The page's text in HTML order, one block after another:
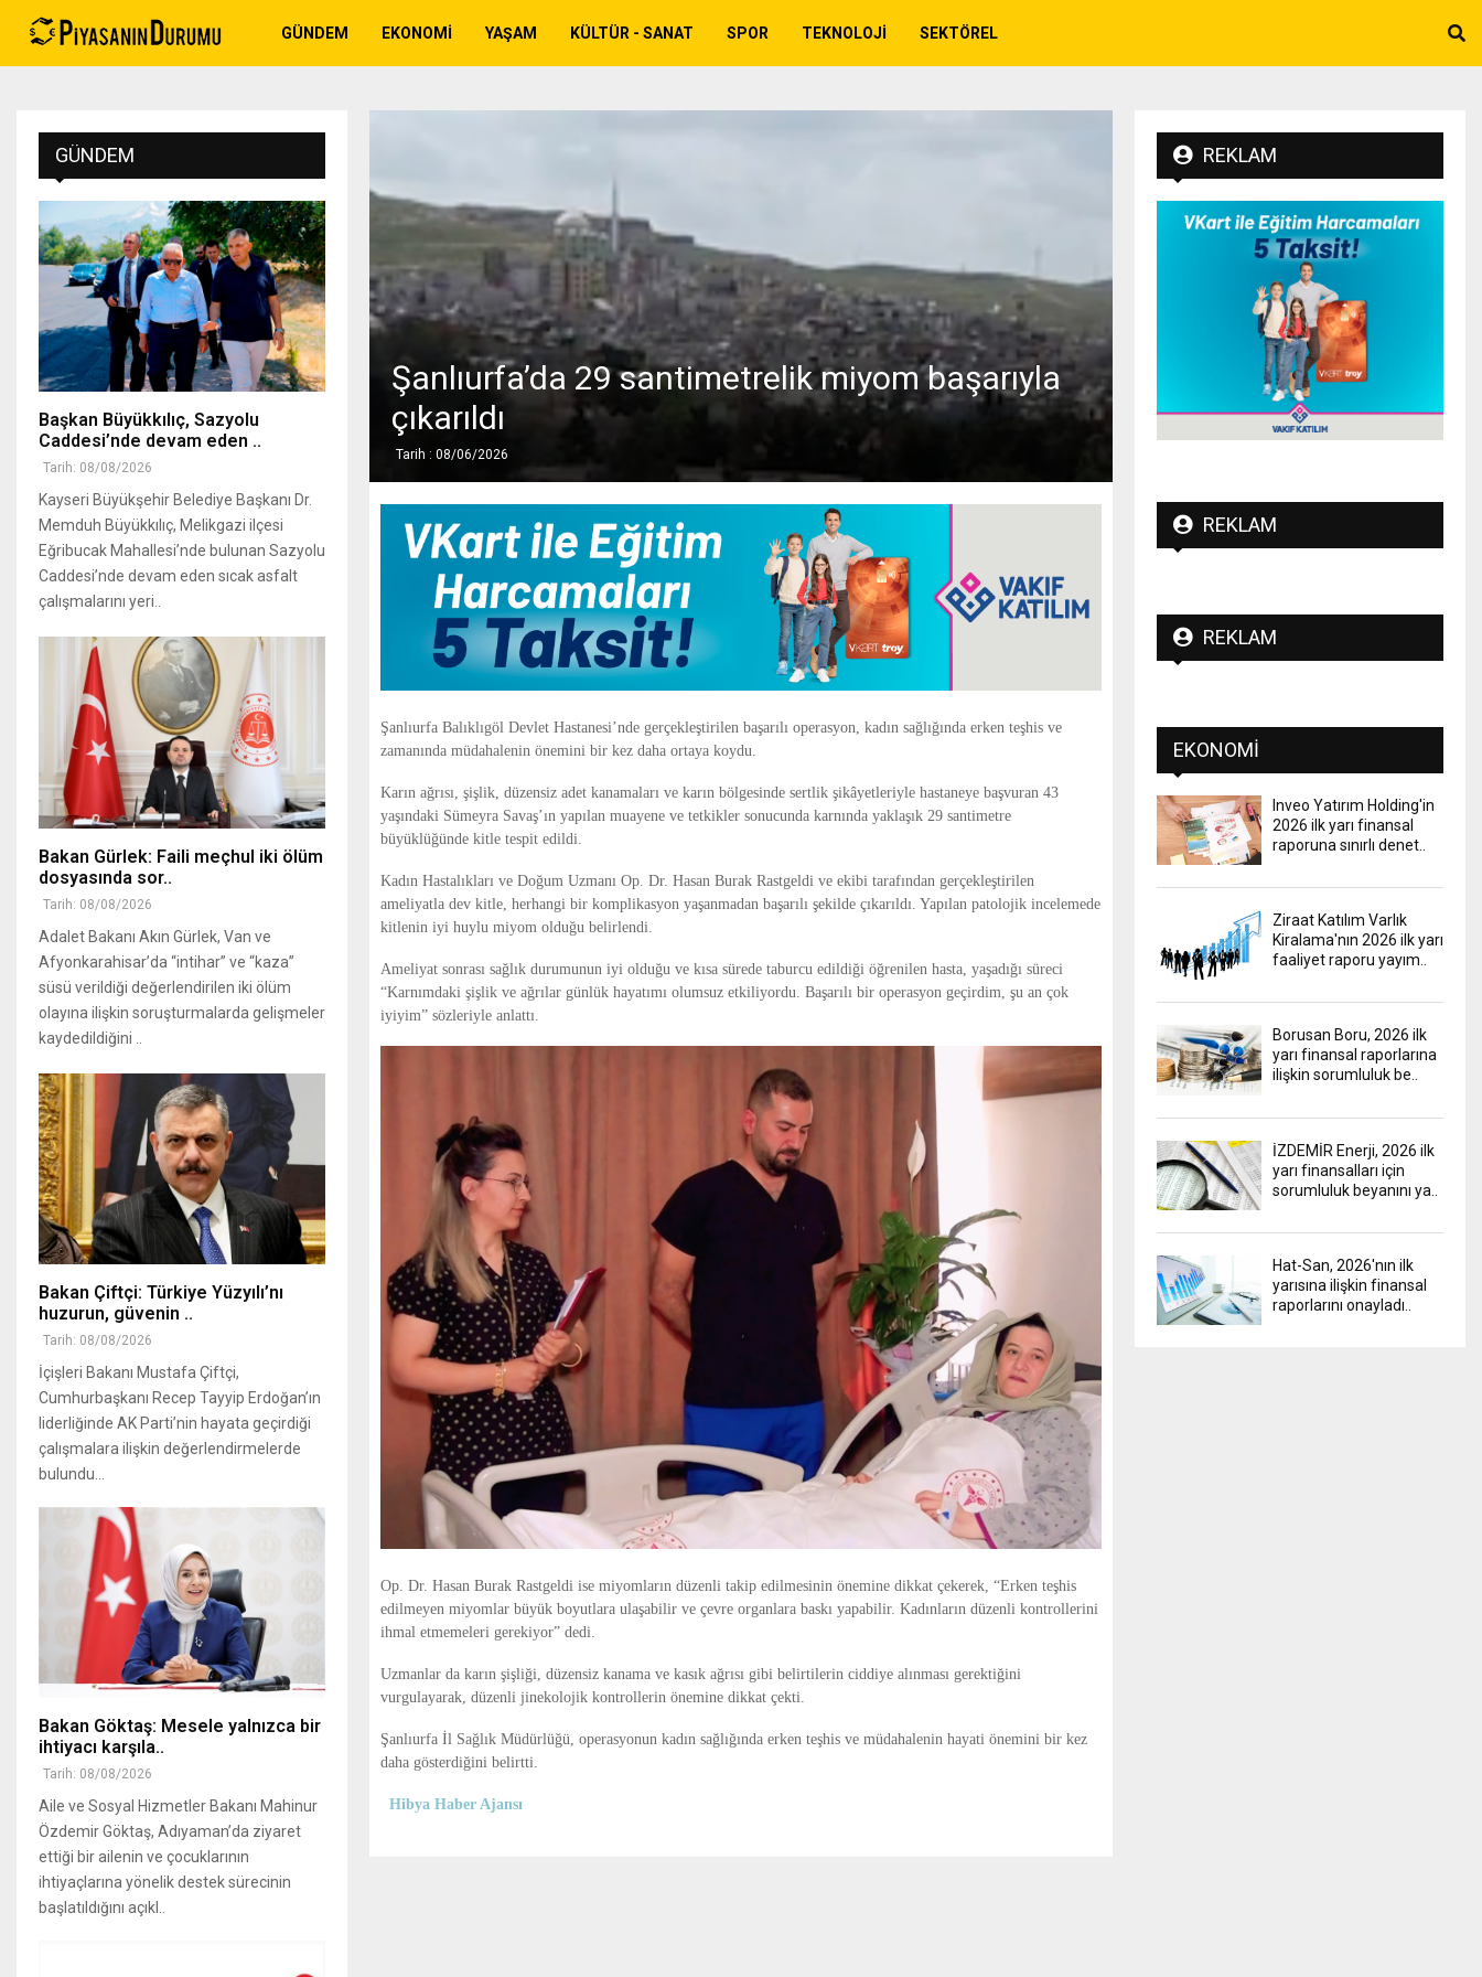
GÜNDEM EKONOMI YAŞAM KÜLTÜR - SANAT SPOR TEKNOLOJI SEKTÖREL
Şanlıurfa’da 29 santimetrelik miyom başarıyla
çıkarıldı
Tarih : 08/06/2026
Şanlıurfa Balıklıgöl Devlet Hastanesi’nde gerçekleştirilen başarılı operasyon, kadın sağlığında erken teşhis ve
zamanında müdahalenin önemini bir kez daha ortaya koydu.
Karın ağrısı, şişlik, düzensiz adet kanamaları ve karın bölgesinde sertlik şikâyetleriyle hastaneye başvuran 43
yaşındaki Sümeyra Savaş’ın yapılan muayene ve tetkikler sonucunda karnında yaklaşık 29 santimetre
büyüklüğünde kitle tespit edildi.
Kadın Hastalıkları ve Doğum Uzmanı Op. Dr. Hasan Burak Rastgeldi ve ekibi tarafından gerçekleştirilen
ameliyatla dev kitle, herhangi bir komplikasyon yaşanmadan başarılı şekilde çıkarıldı. Yapılan patolojik incelemede
kitlenin iyi huylu miyom olduğu belirlendi.
Ameliyat sonrası sağlık durumunun iyi olduğu ve kısa sürede taburcu edildiği öğrenilen hasta, yaşadığı süreci
“Karnımdaki şişlik ve ağrılar günlük hayatımı olumsuz etkiliyordu. Başarılı bir operasyon geçirdim, şu an çok
iyiyim” sözleriyle anlattı.
Op. Dr. Hasan Burak Rastgeldi ise miyomların düzenli takip edilmesinin önemine dikkat çekerek, “Erken teşhis
edilmeyen miyomlar büyük boyutlara ulaşabilir ve çevre organlara baskı yapabilir. Kadınların düzenli kontrollerini
ihmal etmemeleri gerekiyor” dedi.
Uzmanlar da karın şişliği, düzensiz kanama ve kasık ağrısı gibi belirtilerin ciddiye alınması gerektiğini
vurgulayarak, düzenli jinekolojik kontrollerin önemine dikkat çekti.
Şanlıurfa İl Sağlık Müdürlüğü, operasyonun kadın sağlığında erken teşhis ve müdahalenin hayati önemini bir kez
daha gösterdiğini belirtti.
Hibya Haber Ajansı
GÜNDEM
Başkan Büyükkılıç, Sazyolu
Caddesi’nde devam eden ..
Tarih: 08/08/2026
Kayseri Büyükşehir Belediye Başkanı Dr.
Memduh Büyükkılıç, Melikgazi ilçesi
Eğribucak Mahallesi’nde bulunan Sazyolu
Caddesi’nde devam eden sıcak asfalt
çalışmalarını yeri..
Bakan Gürlek: Faili meçhul iki ölüm
dosyasında sor..
Tarih: 08/08/2026
Adalet Bakanı Akın Gürlek, Van ve
Afyonkarahisar’da “intihar” ve “kaza”
süsü verildiği değerlendirilen iki ölüm
olayına ilişkin soruşturmalarda gelişmeler
kaydedildiğini ..
Bakan Çiftçi: Türkiye Yüzyılı’nı
huzurun, güvenin ..
Tarih: 08/08/2026
İçişleri Bakanı Mustafa Çiftçi,
Cumhurbaşkanı Recep Tayyip Erdoğan’ın
liderliğinde AK Parti’nin hayata geçirdiği
çalışmalara ilişkin değerlendirmelerde
bulundu...
Bakan Göktaş: Mesele yalnızca bir
ihtiyacı karşıla..
Tarih: 08/08/2026
Aile ve Sosyal Hizmetler Bakanı Mahinur
Özdemir Göktaş, Adıyaman’da ziyaret
ettiği bir ailenin ve çocuklarının
ihtiyaçlarına yönelik destek sürecinin
başlatıldığını açıkl..
REKLAM
REKLAM
REKLAM
EKONOMI
Inveo Yatırım Holding'in
2026 ilk yarı finansal
raporuna sınırlı denet..
Ziraat Katılım Varlık
Kiralama'nın 2026 ilk yarı
faaliyet raporu yayım..
Borusan Boru, 2026 ilk
yarı finansal raporlarına
ilişkin sorumluluk be..
İZDEMİR Enerji, 2026 ilk
yarı finansalları için
sorumluluk beyanını ya..
Hat-San, 2026'nın ilk
yarısına ilişkin finansal
raporlarını onayladı..